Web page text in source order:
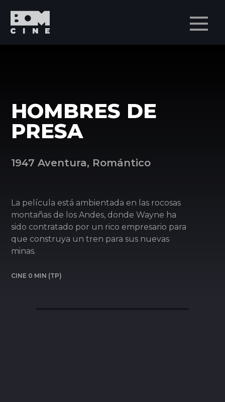
HOMBRES DE
PRESA
1947 Aventura, Romántico
La película está ambientada en las rocosas
montañas de los Andes, donde Wayne ha
sido contratado por un rico empresario para
que construya un tren para sus nuevas
minas.
CINE 0 MIN (TP)